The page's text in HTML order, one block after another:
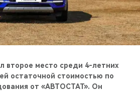
второе место среди 4-летних
остаточной стоимостью по
от «АВТОСТАТ». Он